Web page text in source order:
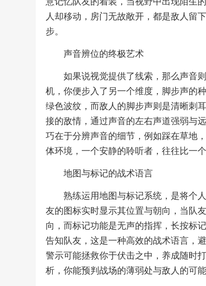
人却移动，房门无故敞开，都是敌人留
步。
声音辨位的终极艺术
如果说视觉提供了线索，那么声音
机，你便步入了另一个维度，脚步声的
绿色波纹，而敌人的脚步声则是清晰刺
接的敌情，通过声音的左右声道强弱与
巧在于分辨声音的细节，例如踩在草地
体环境，一个安静的聆听者，往往比一
地图与标记的战术语言
熟练运用地图与标记系统，是将个
友的图标实时显示其位置与朝向，当队
向，而标记功能是无声的指挥，长按标
告知队友，这是一种高效的战术语言，
警示可能拯救你于伏击之中，养成随时
析，你能预判战场的薄弱处与敌人的可能